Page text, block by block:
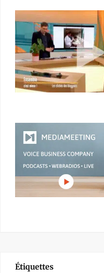
Étiquettes